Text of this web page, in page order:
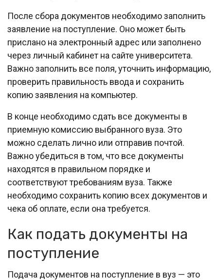
После сбора документов необходимо заполнить
заявление на поступление. Оно может быть
прислано на электронный адрес или заполнено
через личный кабинет на сайте университета.
Важно заполнить все поля, уточнить информацию,
проверить правильность ввода и сохранить
копию заявления на компьютер.
В конце необходимо сдать все документы в
приемную комиссию выбранного вуза. Это
можно сделать лично или отправив почтой.
Важно убедиться в том, что все документы
находятся в правильном порядке и
соответствуют требованиям вуза. Также
необходимо сохранить копию всех документов и
чека об оплате, если она требуется.
Как подать документы на
поступление
Подача документов на поступление в вуз — это